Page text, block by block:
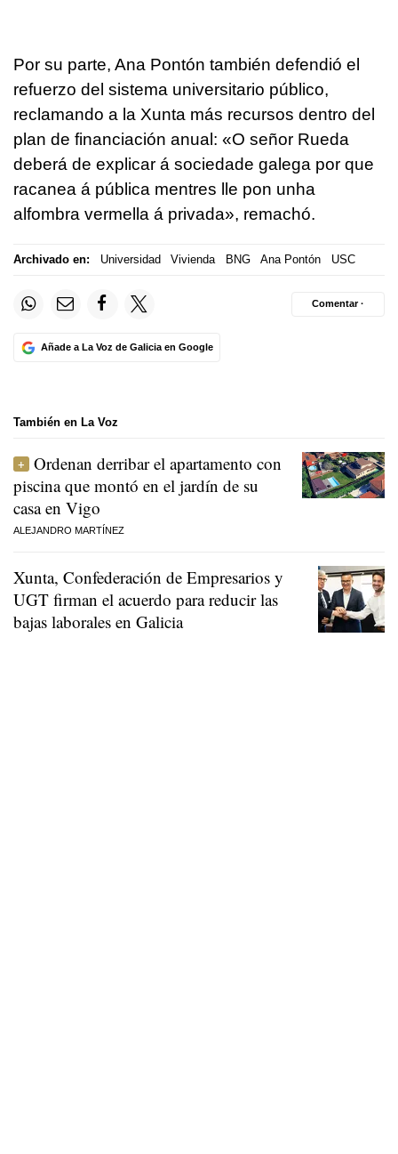
Por su parte, Ana Pontón también defendió el
refuerzo del sistema universitario público,
reclamando a la Xunta más recursos dentro del
plan de financiación anual: «O señor Rueda
deberá de explicar á sociedade galega por que
racanea á pública mentres lle pon unha
alfombra vermella á privada», remachó.
Archivado en: Universidad Vivienda BNG Ana Pontón USC
Añade a La Voz de Galicia en Google
Comentar ·
También en La Voz
Ordenan derribar el apartamento con
piscina que montó en el jardín de su
casa en Vigo
ALEJANDRO MARTÍNEZ
Xunta, Confederación de Empresarios y
UGT firman el acuerdo para reducir las
bajas laborales en Galicia